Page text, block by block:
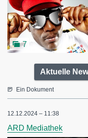
7
Aktuelle
Ein Dokument
12.12.2024 – 11:38
ARD Mediathek